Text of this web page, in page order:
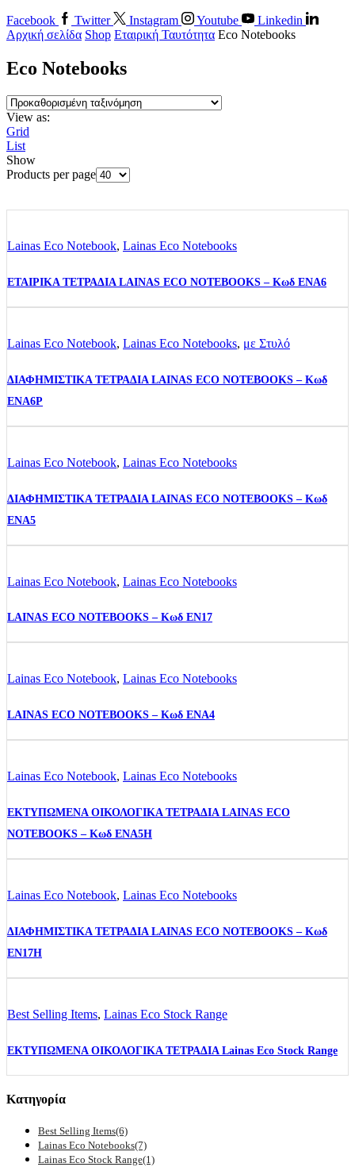
Facebook Twitter Instagram Youtube
Linkedin
Αρχική σελίδα Shop Εταιρική Ταυτότητα Eco Notebooks
Eco Notebooks
View as:
Grid
List
Show
Products per page
Lainas Eco Notebook, Lainas Eco Notebooks
ΕΤΑΙΡΙΚΑ ΤΕΤΡΑΔΙΑ LAINAS ECO NOTEBOOKS – Κωδ ENA6
Lainas Eco Notebook, Lainas Eco Notebooks, με Στυλό
ΔΙΑΦΗΜΙΣΤΙΚΑ ΤΕΤΡΑΔΙΑ LAINAS ECO NOTEBOOKS – Κωδ
ENA6P
Lainas Eco Notebook, Lainas Eco Notebooks
ΔΙΑΦΗΜΙΣΤΙΚΑ ΤΕΤΡΑΔΙΑ LAINAS ECO NOTEBOOKS – Κωδ
ENA5
Lainas Eco Notebook, Lainas Eco Notebooks
LAINAS ECO NOTEBOOKS – Κωδ EN17
Lainas Eco Notebook, Lainas Eco Notebooks
LAINAS ECO NOTEBOOKS – Κωδ ENA4
Lainas Eco Notebook, Lainas Eco Notebooks
ΕΚΤΥΠΩΜΕΝΑ ΟΙΚΟΛΟΓΙΚΑ ΤΕΤΡΑΔΙΑ LAINAS ECO
NOTEBOOKS – Κωδ ENA5H
Lainas Eco Notebook, Lainas Eco Notebooks
ΔΙΑΦΗΜΙΣΤΙΚΑ ΤΕΤΡΑΔΙΑ LAINAS ECO NOTEBOOKS – Κωδ
EN17H
Best Selling Items, Lainas Eco Stock Range
ΕΚΤΥΠΩΜΕΝΑ ΟΙΚΟΛΟΓΙΚΑ ΤΕΤΡΑΔΙΑ Lainas Eco Stock Range
Κατηγορία
Best Selling Items(6)
Lainas Eco Notebooks(7)
Lainas Eco Stock Range(1)